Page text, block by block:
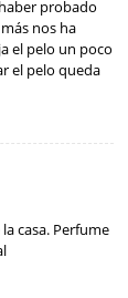
probado
nos ha
el pelo un poco
el pelo queda
casa. Perfume